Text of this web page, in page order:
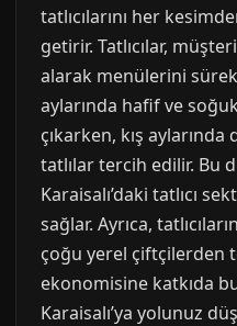
tatlıcılarını her
getirir. Tatlıcılar,
alarak menülerini
aylarında hafif ve
çıkarken, kış
tatlılar tercih edilir. Bu
Karaisalı’daki tatlıcı
sağlar. Ayrıca,
çoğu yerel çiftçilerden
ekonomisine katkıda
Karaisalı’ya yolunuz